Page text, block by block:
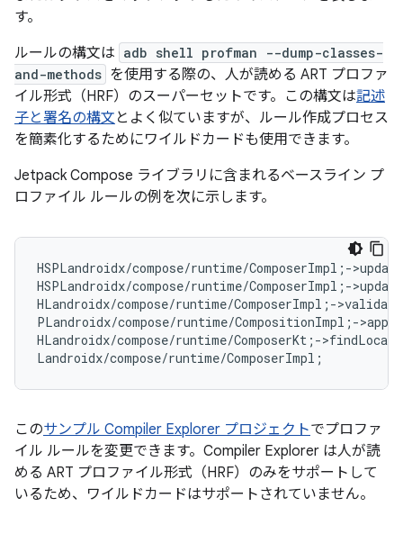
す。
ルールの構文は adb shell profman --dump-classes-
and-methods を使用する際の、人が読める ART プロファ
イル形式（HRF）のスーパーセットです。この構文は記述
子と署名の構文 とよく似ていますが、ルール作成プロセス
を簡素化するためにワイルドカードも使用できます。
Jetpack Compose ライブラリに含まれるベースライン プ
ロファイル ルールの例を次に示します。
HSPLandroidx/compose/runtime/ComposerImpl ; -
HSPLandroidx/compose/runtime/ComposerImpl ; -
HLandroidx/compose/runtime/ComposerImpl ; -
PLandroidx/compose/runtime/CompositionImpl ; -
HLandroidx/compose/runtime/ComposerKt ; -
Landroidx/compose/runtime/ComposerImpl ;
このサンプル Compiler Explorer プロジェクトでプロファ
イル ルールを変更できます。Compiler Explorer は人が読
める ART プロファイル形式（HRF）のみをサポートして
いるため、ワイルドカードはサポートされていません。